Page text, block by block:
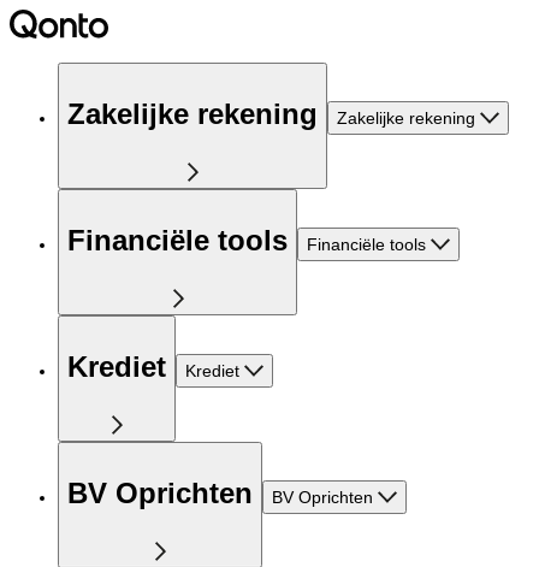
Zakelijke rekening Zakelijke rekening
Financiële tools Financiële tools
Krediet Krediet
BV Oprichten BV Oprichten